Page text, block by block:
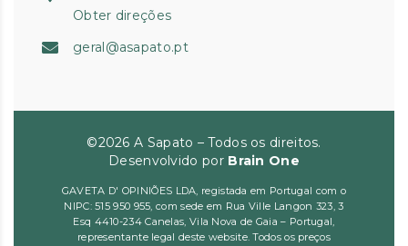
Obter direções
geral@asapato.pt
©2026 A Sapato – Todos os direitos.
Desenvolvido por Brain One
GAVETA D' OPINIÕES LDA, registada em Portugal com o
NIPC: 515 950 955, com sede em Rua Ville Langon 323, 3
Esq 4410-234 Canelas, Vila Nova de Gaia – Portugal,
representante legal deste website. Todos os preços